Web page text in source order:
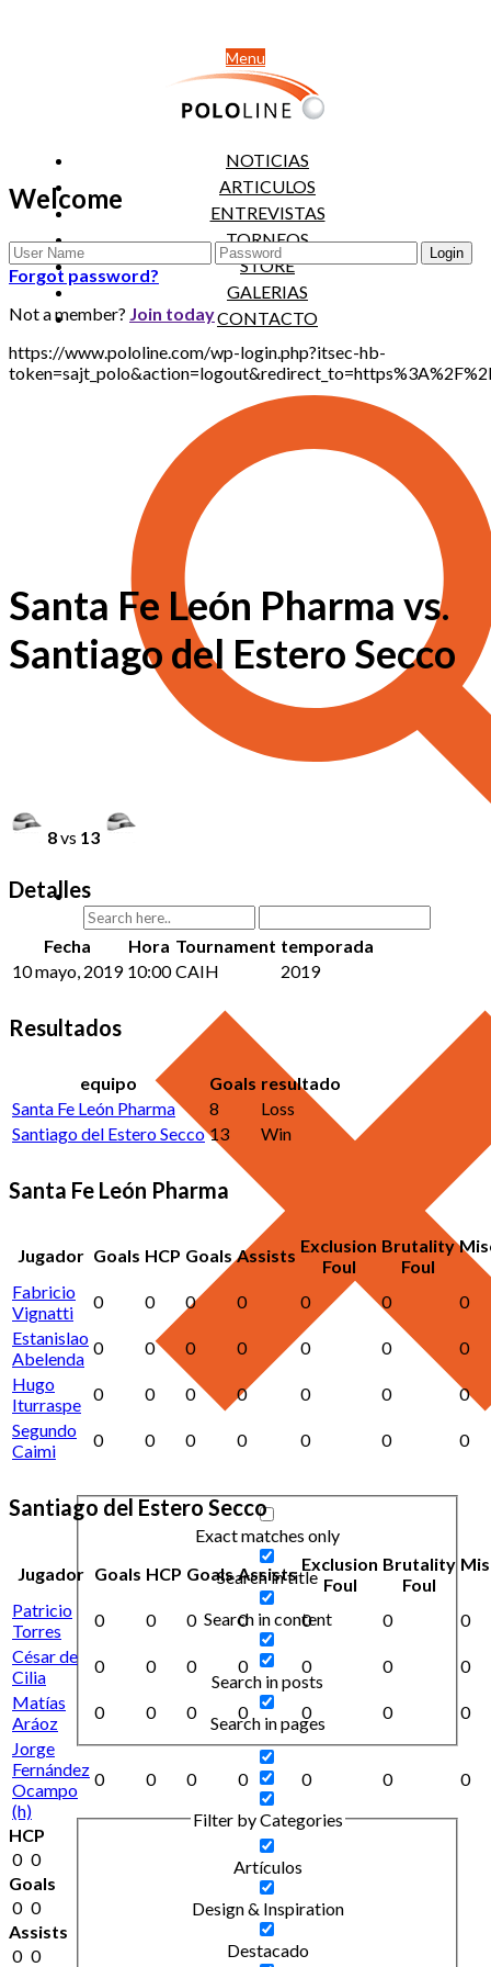
Menu
NOTICIAS
ARTICULOS
ENTREVISTAS
TORNEOS
STORE
GALERIAS
CONTACTO
Exact matches only
Search in title
Search in content
Search in posts
Search in pages
Filter by Categories
Artículos
Design & Inspiration
Destacado
Welcome
Forgot password?
Not a member? Join today
https://www.pololine.com/wp-login.php?itsec-hb-
Santa Fe León Pharma vs.
Santiago del Estero Secco
8vs 13
Detalles
Fecha Hora Tournament temporada
10 mayo, 2019 10:00 CAIH 2019
Resultados
equipo Goals resultado
Santa Fe León Pharma
8
Loss
Santiago del Estero Secco 13 Win
Santa Fe León Pharma
Jugador Goals HCP Goals Assists Exclusion
Foul
Brutality
Foul
Fabricio
Vignatti
0 0 0 0 0 0
0
Estanislao
Abelenda
0 0 0 0 0 0
0
Hugo
Iturraspe
0 0 0 0 0 0
0
Segundo
Caimi
0 0 0 0 0 0 0
Santiago del Estero Secco
Jugador Goals HCP Goals Assists Exclusion
Foul
Brutality
Foul
Patricio
Torres
0 0 0 0 0 0
0
César de
Cilia
0 0 0 0 0 0
0
Matías
Aráoz
0 0 0 0 0 0
0
Jorge
Fernández
Ocampo
(h)
0 0 0 0 0 0 0
HCP
0 0
Goals
0 0
Assists
0 0